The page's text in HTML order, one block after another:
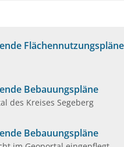
Flächennutzungspläne
Bebauungspläne
des Kreises Segeberg
Bebauungspläne